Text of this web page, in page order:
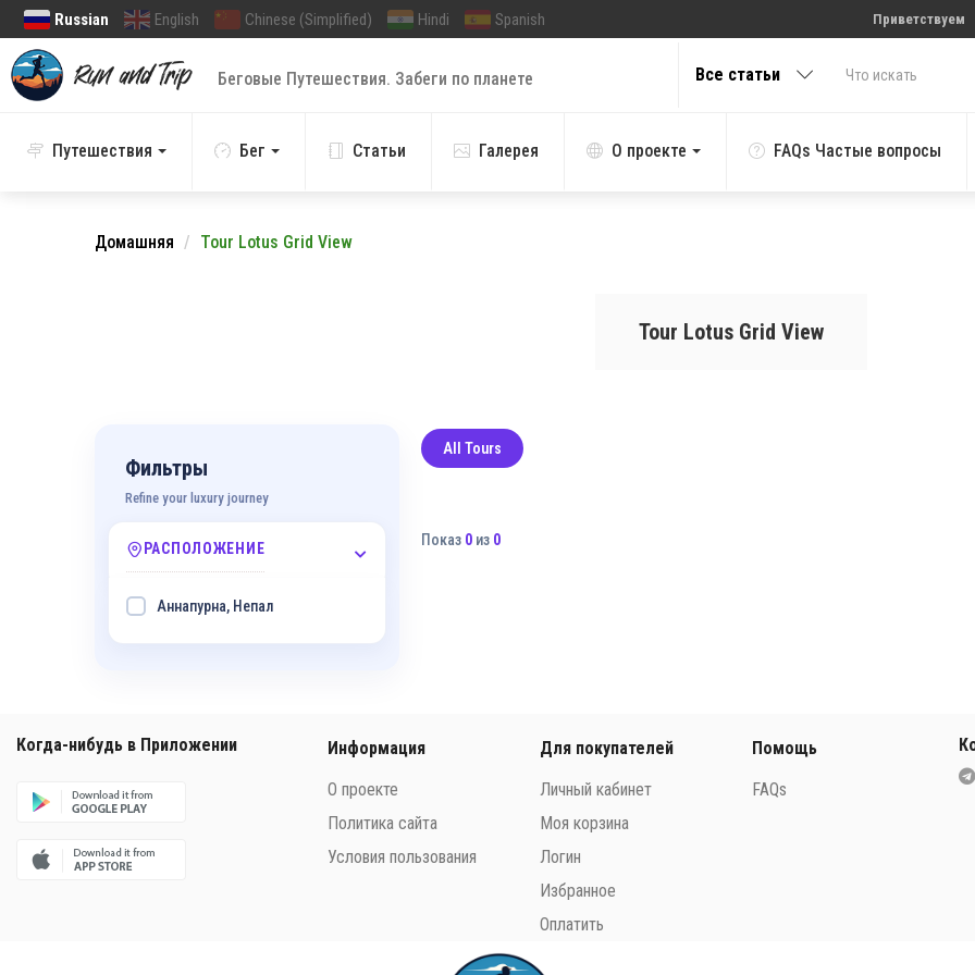
Russian English Chinese (Simplified) Hindi Spanish Приветствуем
Беговые Путешествия. Забеги по планете Все статьи
Путешествия Бег Статьи Галерея О проекте FAQs Частые вопросы
Домашняя Tour Lotus Grid View
Tour Lotus Grid View
Фильтры
Refine your luxury journey
РАСПОЛОЖЕНИЕ
Аннапурна, Непал
All Tours
Показ 0 из 0
Когда-нибудь в Приложении
Информация
О проекте
Политика сайта
Условия пользования
Для покупателей
Личный кабинет
Моя корзина
Логин
Избранное
Оплатить
Помощь
FAQs